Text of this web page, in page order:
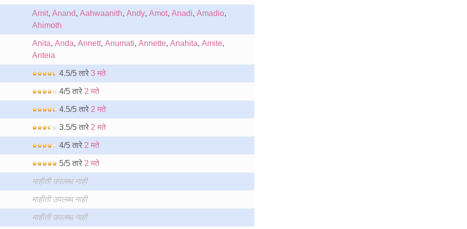
Amit, Anand, Aahwaanith, Andy, Amot, Anadi, Amadio,
Ahimoth
Anita, Anda, Annett, Anumati, Annette, Anahita, Amite,
Anteia
4.5/5 तारे 3 मते
4/5 तारे 2 मते
4.5/5 तारे 2 मते
3.5/5 तारे 2 मते
4/5 तारे 2 मते
5/5 तारे 2 मते
माहीती उपलब्ध नाही
माहीती उपलब्ध नाही
माहीती उपलब्ध नाही